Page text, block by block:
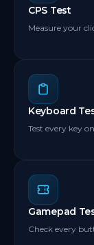
CPS Test
Measure your
Keyboard
Test every key
Gamepad
Check every